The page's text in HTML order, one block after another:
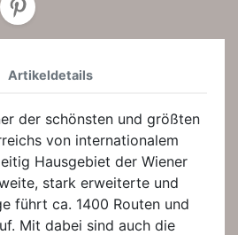
Artikeldetails
der schönsten und größten
von internationalem
Hausgebiet der Wiener
stark erweiterte und
führt ca. 1400 Routen und
Mit dabei sind auch die